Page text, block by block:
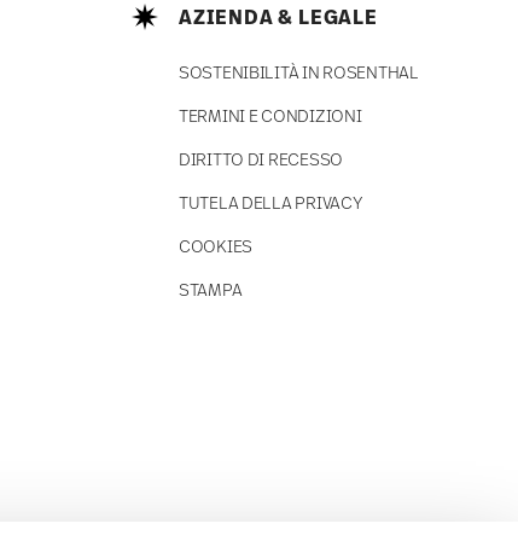
AZIENDA & LEGALE
SOSTENIBILITÀ IN ROSENTHAL
TERMINI E CONDIZIONI
DIRITTO DI RECESSO
TUTELA DELLA PRIVACY
COOKIES
STAMPA